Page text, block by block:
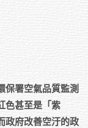
保署空氣品質監測
色甚至是「紫
政府改善空汙的政